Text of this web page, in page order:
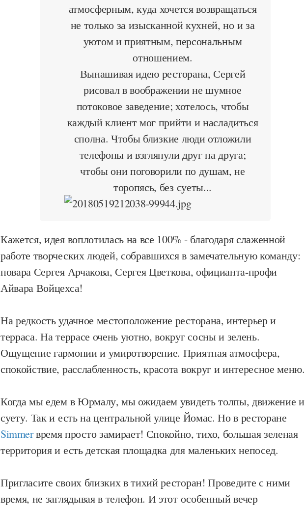
атмосферным, куда хочется возвращаться
не только за изысканной кухней, но и за
уютом и приятным, персональным
отношением.
Вынашивая идею ресторана, Сергей
рисовал в воображении не шумное
потоковое заведение; хотелось, чтобы
каждый клиент мог прийти и насладиться
сполна. Чтобы близкие люди отложили
телефоны и взглянули друг на друга;
чтобы они поговорили по душам, не
торопясь, без суеты...
Кажется, идея воплотилась на все 100% - благодаря слаженной
работе творческих людей, собравшихся в замечательную команду:
повара Сергея Арчакова, Сергея Цветкова, официанта-профи
Айвара Войцехса!
На редкость удачное местоположение ресторана, интерьер и
терраса. На террасе очень уютно, вокруг сосны и зелень.
Ощущение гармонии и умиротворение. Приятная атмосфера,
спокойствие, расслабленность, красота вокруг и интересное меню.
Когда мы едем в Юрмалу, мы ожидаем увидеть толпы, движение и
суету. Так и есть на центральной улице Йомас. Но в ресторане
Simmerвремя просто замирает! Спокойно, тихо, большая зеленая
территория и есть детская площадка для маленьких непосед.
Пригласите своих близких в тихий ресторан! Проведите с ними
время, не заглядывая в телефон. И этот особенный вечер